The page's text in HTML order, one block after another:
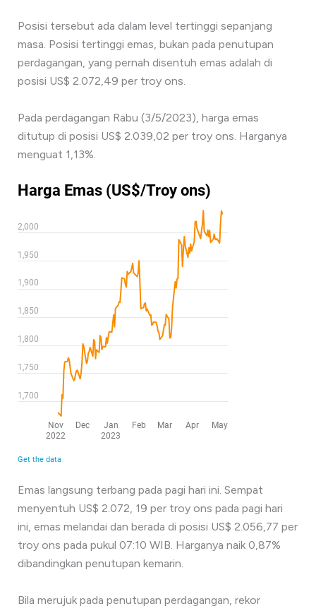
Posisi tersebut ada dalam level tertinggi sepanjang
masa. Posisi tertinggi emas, bukan pada penutupan
perdagangan, yang pernah disentuh emas adalah di
posisi US$ 2.072,49 per troy ons.
Pada perdagangan Rabu (3/5/2023), harga emas
ditutup di posisi US$ 2.039,02 per troy ons. Harganya
menguat 1,13%.
Emas langsung terbang pada pagi hari ini. Sempat
menyentuh US$ 2.072, 19 per troy ons pada pagi hari
ini, emas melandai dan berada di posisi US$ 2.056,77 per
troy ons pada pukul 07:10 WIB. Harganya naik 0,87%
dibandingkan penutupan kemarin.
Bila merujuk pada penutupan perdagangan, rekor